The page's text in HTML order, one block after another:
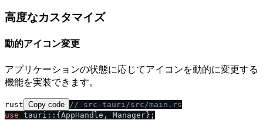
高度なカスタマイズ
動的アイコン変更
アプリケーションの状態に応じてアイコンを動的に変更する
機能を実装できます。
rust Copy code / / src-tauri /src /main.rs
use tauri::{AppHandle, Manager};